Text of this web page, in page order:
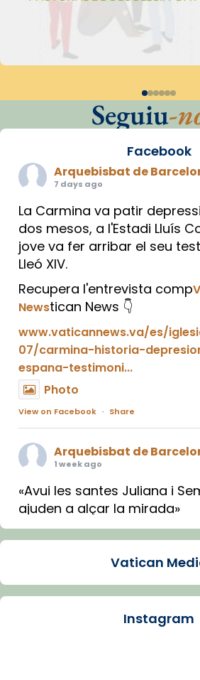
Seguiu-
Facebook
Arquebisbat de
7 days ago
La Carmina va patir
dos mesos, a l'Estadi Lluís
jove va fer arribar el seu
Lleó XIV.
Recupera l'entrevista comp
Newstican News 👇
www.vaticannews.va/es/
07/carmina-historia-
espana-testimoni...
Photo
View on Facebook · Share
Arquebisbat de
1 week ago
«Avui les santes Juliana i
ajuden a alçar la mirada»
Mons. Sergi Gordo, bisbe
Santes de Mataró.
🔗tinyurl.com/cvu5jmbk
Vatican
Instagram